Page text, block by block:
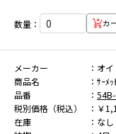
数量： カ
メーカー
オ
商品名
ｻｰﾒｯ
品番
税別価格（税込）
￥
在庫
なし